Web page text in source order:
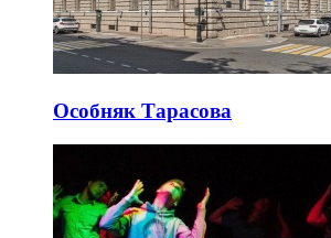
Особняк Тарасова